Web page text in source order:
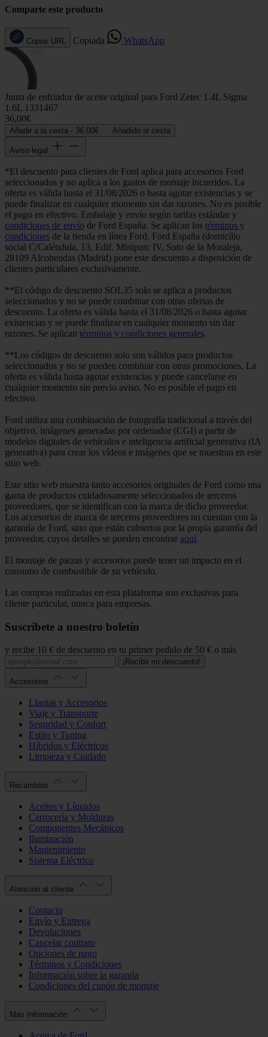
Comparte este producto
Copiar URL Copiada WhatsApp
Junta de enfriador de aceite original para Ford Zetec 1.4L Sigma
1.6L 1331467
36,00€
Añadir a la cesta - 36,00€ Añadido al cesta
Aviso legal
*El descuento para clientes de Ford aplica para accesorios Ford
seleccionados y no aplica a los gastos de montaje incurridos. La
oferta es válida hasta el 31/08/2026 o hasta agotar existencias y se
puede finalizar en cualquier momento sin dar razones. No es posible
el pago en efectivo. Embalaje y envío según tarifas estándar y
condiciones de envío de Ford España. Se aplican los términos y
condiciones de la tienda en línea Ford. Ford España (domicilio
social C/Caléndula, 13, Edif. Miniparc IV, Soto de la Moraleja,
28109 Alcobendas (Madrid) pone este descuento a disposición de
clientes particulares exclusivamente.
**El código de descuento SOL35 solo se aplica a productos
seleccionados y no se puede combinar con otras ofertas de
descuento. La oferta es válida hasta el 31/08/2026 o hasta agotar
existencias y se puede finalizar en cualquier momento sin dar
razones. Se aplican términos y condiciones generales.
**Los códigos de descuento solo son válidos para productos
seleccionados y no se pueden combinar con otras promociones. La
oferta es válida hasta agotar existencias y puede cancelarse en
cualquier momento sin previo aviso. No es posible el pago en
efectivo.
Ford utiliza una combinación de fotografía tradicional a través del
objetivo, imágenes generadas por ordenador (CGI) a partir de
modelos digitales de vehículos e inteligencia artificial generativa (IA
generativa) para crear los vídeos e imágenes que se muestran en este
sitio web.
Este sitio web muestra tanto accesorios originales de Ford como una
gama de productos cuidadosamente seleccionados de terceros
proveedores, que se identifican con la marca de dicho proveedor.
Los accesorios de marca de terceros proveedores no cuentan con la
garantía de Ford, sino que están cubiertos por la propia garantía del
proveedor, cuyos detalles se pueden encontrar aquí.
El montaje de piezas y accesorios puede tener un impacto en el
consumo de combustible de su vehículo.
Las compras realizadas en esta plataforma son exclusivas para
cliente particular, nunca para empresas.
Suscríbete a nuestro boletín
y recibe 10 € de descuento en tu primer pedido de 50 € o más
¡Recibir mi descuento!
Accesorios
Llantas y Accesorios
Viaje y Transporte
Seguridad y Confort
Estilo y Tuning
Híbridos y Eléctricos
Limpieza y Cuidado
Recambios
Aceites y Líquidos
Carrocería y Molduras
Componentes Mecánicos
Iluminación
Mantenimiento
Sistema Eléctrico
Atención al cliente
Contacto
Envío y Entrega
Devoluciones
Cancelar contrato
Opciones de pago
Términos y Condiciones
Información sobre la garantía
Condiciones del cupón de montaje
Más Información